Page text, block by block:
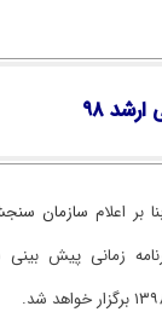
۹۸
بر اعلام سازمان
اﺳﺎس ﺑﺮﻧﺎﻣﻪ زﻣﺎنی ﭘﻴﺶ